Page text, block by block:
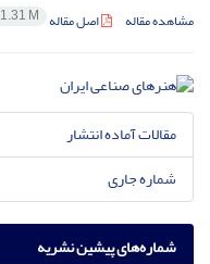
مشاهده مقاله اصل مقاله 1.31 M
مقالات آماده انتشار
شماره جاری
شماره‌های پیشین نشریه